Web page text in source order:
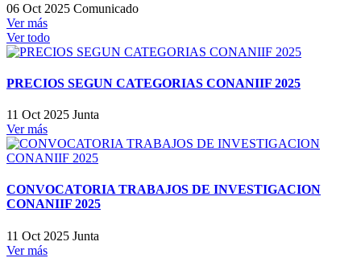
06 Oct 2025 Comunicado
Ver más
Ver todo
PRECIOS SEGUN CATEGORIAS CONANIIF 2025
11 Oct 2025 Junta
Ver más
CONVOCATORIA TRABAJOS DE INVESTIGACION
CONANIIF 2025
11 Oct 2025 Junta
Ver más